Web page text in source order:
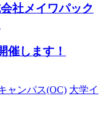
社メイワパック
催します！
ャンパス(OC) 大学イ